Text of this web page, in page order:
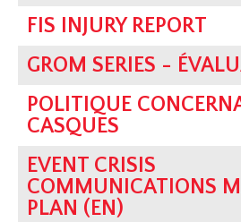
FIS INJURY REPORT
GROM SERIES -
POLITIQUE
CASQUES
EVENT CRISIS
COMMUNICATIONS
PLAN (EN)